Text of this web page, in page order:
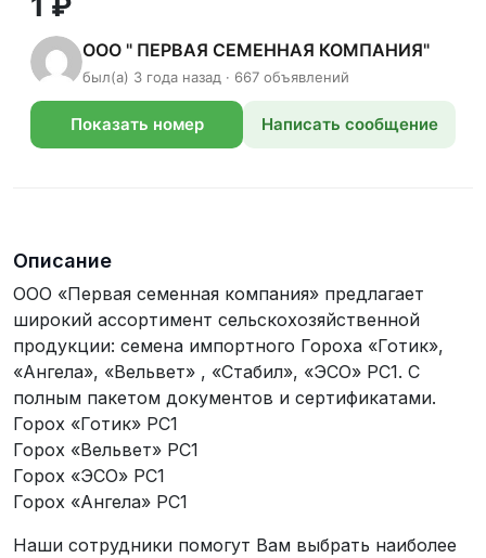
ООО " ПЕРВАЯ СЕМЕННАЯ КОМПАНИЯ"
был(а) 3 года назад · 667 объявлений
Показать номер Написать сообщение
Описание
ООО «Первая семенная компания» предлагает
широкий ассортимент сельскохозяйственной
продукции: семена импортного Гороха «Готик»,
«Ангела», «Вельвет» , «Стабил», «ЭСО» РС1. С
полным пакетом документов и сертификатами.
Горох «Готик» РС1
Горох «Вельвет» РС1
Горох «ЭСО» РС1
Горох «Ангела» РС1
Наши сотрудники помогут Вам выбрать наиболее